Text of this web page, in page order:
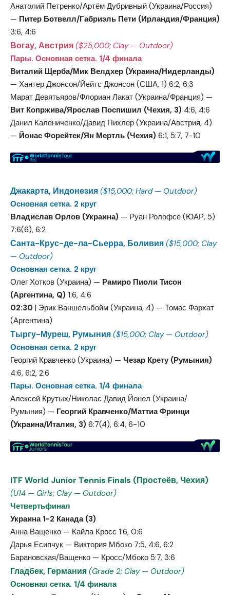
Анатолий Петренко/Артём Дубривный (Украина/Россия)
— Питер Ботвелл/Габриэль Пети (Ирландия/Франция)
3:6, 4:6
Вогау, Австрия ($25,000; Clay — Outdoor)
Пары. Основная сетка. 1/4 финала
Виталий Щерба/Мик Велдхер (Украина/Нидерланды)
— Хантер Джонсон/Йейтс Джонсон (США, 1) 6:2, 6:3
Марат Девятьяров/Флориан Лакат (Украина/Франция) —
Вит Копржива/Ярослав Поспишил (Чехия, 3) 4:6, 4:6
Данил Калениченко/Давид Пихлер (Украина/Австрия, 4)
— Йонас Форейтек/Ян Мертль (Чехия) 6:1, 5:7, 7-10
Джакарта, Индонезия ($15,000; Hard — Outdoor)
Основная сетка. 2 круг
Владислав Орлов (Украина) — Руан Ролофсе (ЮАР, 5)
7:6(6), 6:2
Санта-Крус-де-ла-Сьерра, Боливия ($15,000; Clay
— Outdoor)
Основная сетка. 2 круг
Олег Хотков (Украина) — Рамиро Пиоли Тисон
(Аргентина, Q) 1:6, 4:6
02:30 | Эрик Ваншельбойм (Украина, 4) — Томас Фархат
(Аргентина)
Тыргу-Муреш, Румыния ($15,000; Clay — Outdoor)
Основная сетка. 2 круг
Георгий Кравченко (Украина) — Чезар Крету (Румыния)
4:6, 6:2, 2:6
Пары. Основная сетка. 1/4 финала
Алексей Крутых/Николас Давид Йонел (Украина/
Румыния) — Георгий Кравченко/Маттиа Фринци
(Украина/Италия, 3) 6:7(4), 6:4, 6-10
ITF World Junior Tennis Finals (Простеёв, Чехия)
(U14 — Girls; Clay — Outdoor)
Четвертьфинал
Украина 1-2 Канада (3)
Анна Ващенко — Кайла Кросс 1:6, 0:6
Дарья Есипчук — Виктория Мбоко 7:5, 4:6, 6:2
Барановская/Ващенко — Кросс/Мбоко 5:7, 3:6
Гладбек, Германия (Grade 2; Clay — Outdoor)
Основная сетка. 1/4 финала